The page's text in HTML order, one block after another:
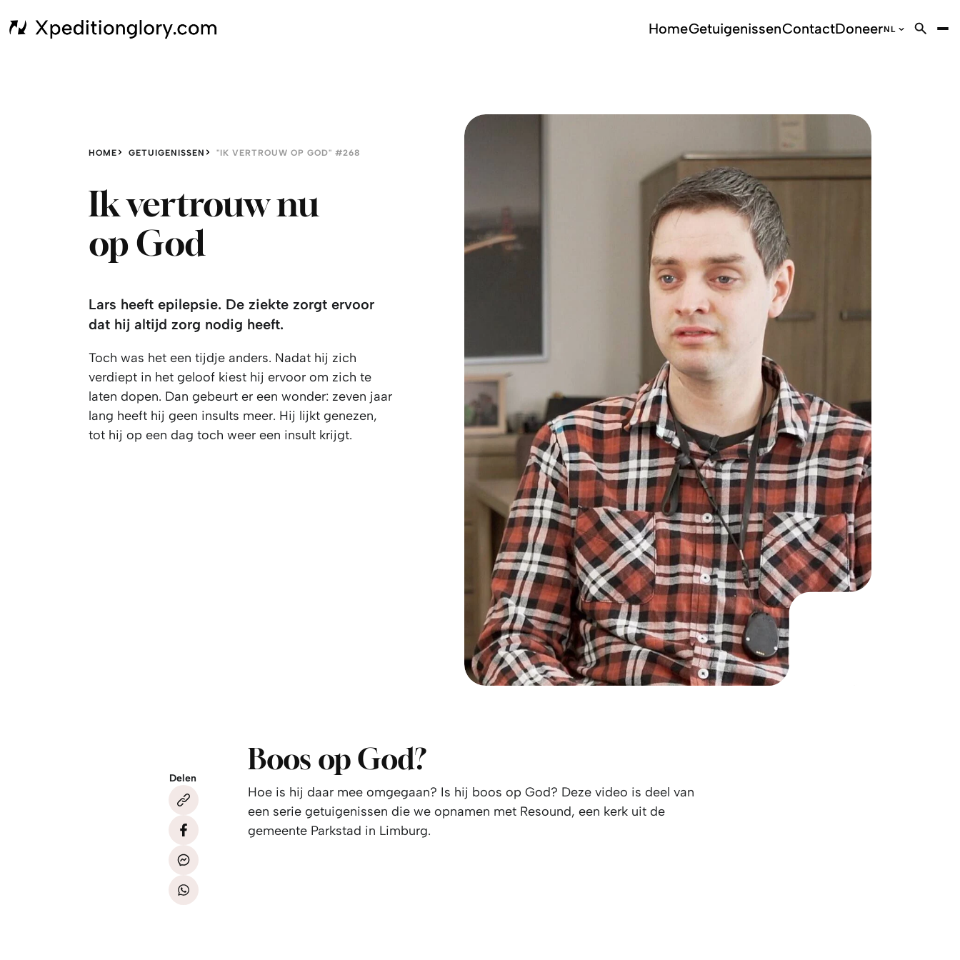
HomeGetuigenissenContactDoneerNL
HOME GETUIGENISSEN "IK VERTROUW OP GOD" #268
Ik vertrouw nu
op God
Lars heeft epilepsie. De ziekte zorgt ervoor
dat hij altijd zorg nodig heeft.
Toch was het een tijdje anders. Nadat hij zich
verdiept in het geloof kiest hij ervoor om zich te
laten dopen. Dan gebeurt er een wonder: zeven jaar
lang heeft hij geen insults meer. Hij lijkt genezen,
tot hij op een dag toch weer een insult krijgt.
Delen
Boos op God?
Hoe is hij daar mee omgegaan? Is hij boos op God? Deze video is deel van
een serie getuigenissen die we opnamen met Resound, een kerk uit de
gemeente Parkstad in Limburg.DEZE VIDEO IS BESCHIKBAAR ALS U DE COOKIES